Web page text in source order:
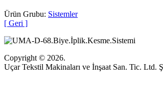
Ürün Grubu: Sistemler
[ Geri ]
Copyright © 2026.
Uçar Tekstil Makinaları ve İnşaat San. Tic. Ltd.